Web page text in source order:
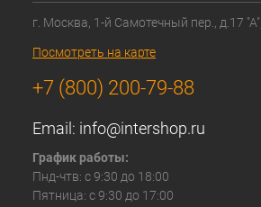
г. Москва, 1-й Самотечный пер., д.17
Посмотреть на карте
+7 (800) 200-79-88
Email: info@intershop.ru
График работы:
Пнд-чтв: с 9:30 до 18:00
Пятница: с 9:30 до 17:00